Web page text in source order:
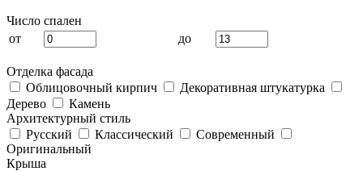
Число спален
от
до
Отделка фасада
Облицовочный кирпич
Декоративная штукатурка
Дерево
Камень
Архитектурный стиль
Русский
Классический
Современный
Оригинальный
Крыша